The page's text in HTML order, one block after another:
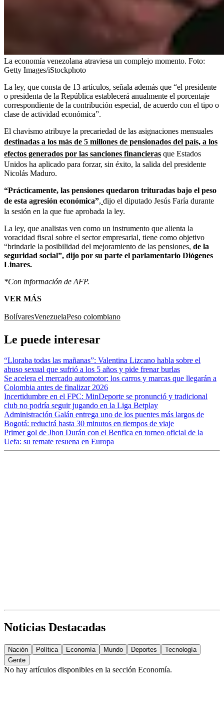
La economía venezolana atraviesa un complejo momento. Foto:
Getty Images/iStockphoto
La ley, que consta de 13 artículos, señala además que “el presidente
o presidenta de la República establecerá anualmente el porcentaje
correspondiente de la contribución especial, de acuerdo con el tipo o
clase de actividad económica”.
El chavismo atribuye la precariedad de las asignaciones mensuales
destinadas a los más de 5 millones de pensionados del país, a los
efectos generados por las sanciones financieras que Estados
Unidos ha aplicado para forzar, sin éxito, la salida del presidente
Nicolás Maduro.
“Prácticamente, las pensiones quedaron trituradas bajo el peso
de esta agresión económica”, dijo el diputado Jesús Faría durante
la sesión en la que fue aprobada la ley.
La ley, que analistas ven como un instrumento que alienta la
voracidad fiscal sobre el sector empresarial, tiene como objetivo
“brindarle la posibilidad del mejoramiento de las pensiones, de la
seguridad social”, dijo por su parte el parlamentario Diógenes
Linares.
*Con información de AFP.
VER MÁS
BolívaresVenezuelaPeso colombiano
Le puede interesar
“Lloraba todas las mañanas”: Valentina Lizcano habla sobre el
abuso sexual que sufrió a los 5 años y pide frenar burlas
Se acelera el mercado automotor: los carros y marcas que llegarán a
Colombia antes de finalizar 2026
Incertidumbre en el FPC: MinDeporte se pronunció y tradicional
club no podría seguir jugando en la Liga Betplay
Administración Galán entrega uno de los puentes más largos de
Bogotá: reducirá hasta 30 minutos en tiempos de viaje
Primer gol de Jhon Durán con el Benfica en torneo oficial de la
Uefa: su remate resuena en Europa
Noticias Destacadas
Nación Política Economía Mundo Deportes
Tecnología
Gente
No hay artículos disponibles en la sección Economía.